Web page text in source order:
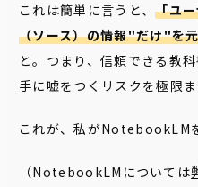
これは簡単に言うと、「ユ
（ソース）の情報"だけ"を
と。つまり、信頼できる教
手に嘘をつくリスクを極限
これが、私がNotebookLM
（NotebookLMについては